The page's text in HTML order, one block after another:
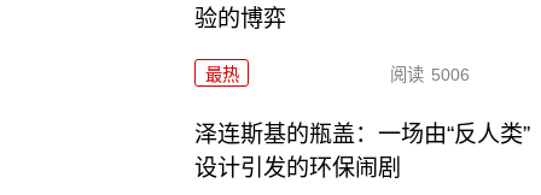
验的博弈
最热 阅读 5006
泽连斯基的瓶盖：一场由“反人类”
设计引发的环保闹剧